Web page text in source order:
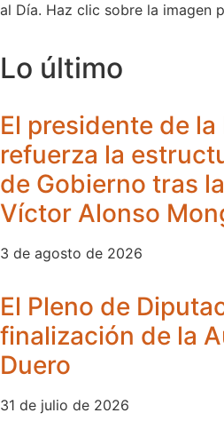
al Día. Haz clic sobre la imagen
Lo último
El presidente de
refuerza la
de Gobierno tras
Víctor Alonso
3 de agosto de 2026
El Pleno de
finalización de la
Duero
31 de julio de 2026